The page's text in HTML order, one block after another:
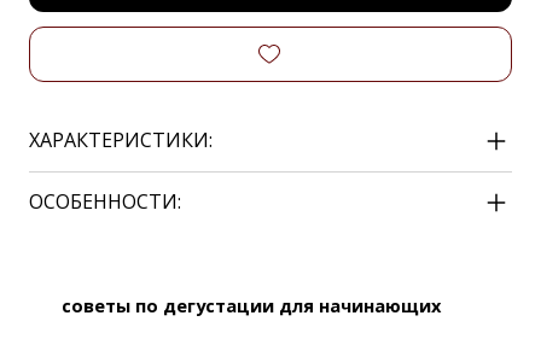
ХАРАКТЕРИСТИКИ:
ОСОБЕННОСТИ:
советы по дегустации для начинающих